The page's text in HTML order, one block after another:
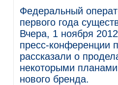
Федеральный
первого года
Вчера, 1 ноября
пресс-конференции
рассказали о
некоторыми
нового бренда.